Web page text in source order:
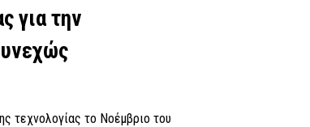
για την
τεχνολογίας το Νοέμβριο του